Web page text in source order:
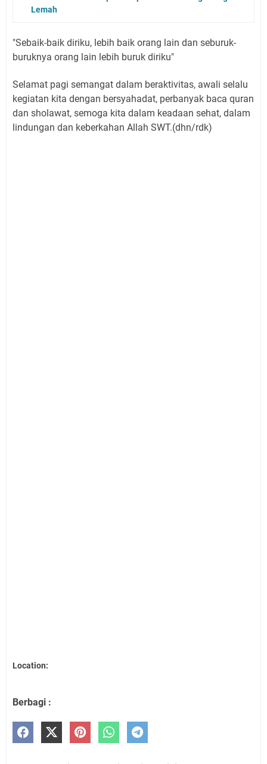
Lemah
"Sebaik-baik diriku, lebih baik orang lain dan seburuk-
buruknya orang lain lebih buruk diriku"
Selamat pagi semangat dalam beraktivitas, awali selalu
kegiatan kita dengan bersyahadat, perbanyak baca quran
dan sholawat, semoga kita dalam keadaan sehat, dalam
lindungan dan keberkahan Allah SWT.(dhn/rdk)
Location:
Berbagi :